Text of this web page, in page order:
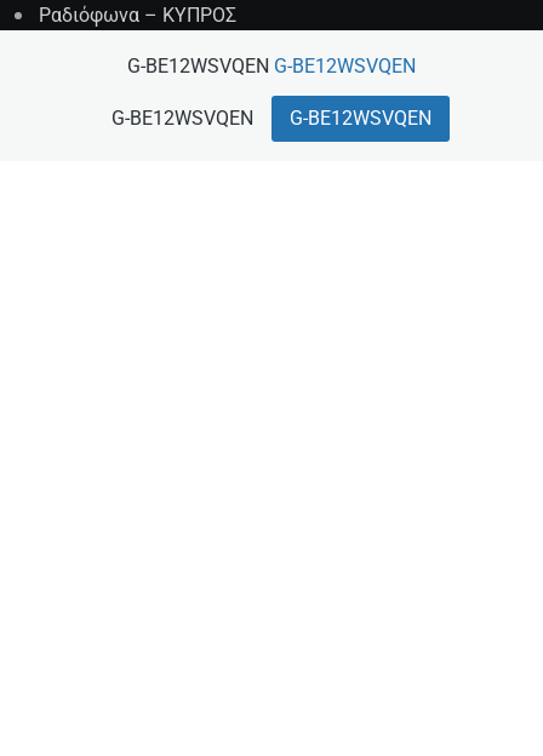
Ραδιόφωνα – ΚΥΠΡΟΣ
Διαφήμιση
G-BE12WSVQEN G-BE12WSVQEN
G-BE12WSVQEN G-BE12WSVQEN